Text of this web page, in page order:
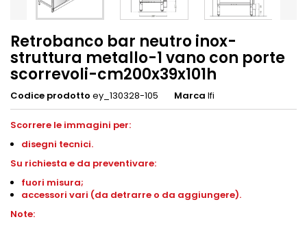
Retrobanco bar neutro inox-
struttura metallo-1 vano con porte
scorrevoli-cm200x39x101h
Codice prodotto ey_130328-105 Marca Ifi
Scorrere le immagini per:
disegni tecnici.
Su richiesta e da preventivare:
fuori misura;
accessori vari (da detrarre o da aggiungere).
Note: